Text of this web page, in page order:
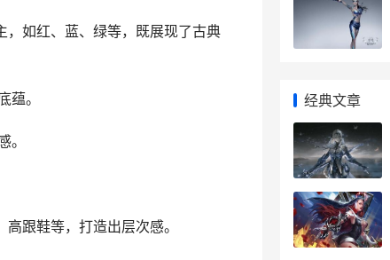
，如红、蓝、绿等，既展现了古典
蕴。
。
跟鞋等，打造出层次感。
经典文章